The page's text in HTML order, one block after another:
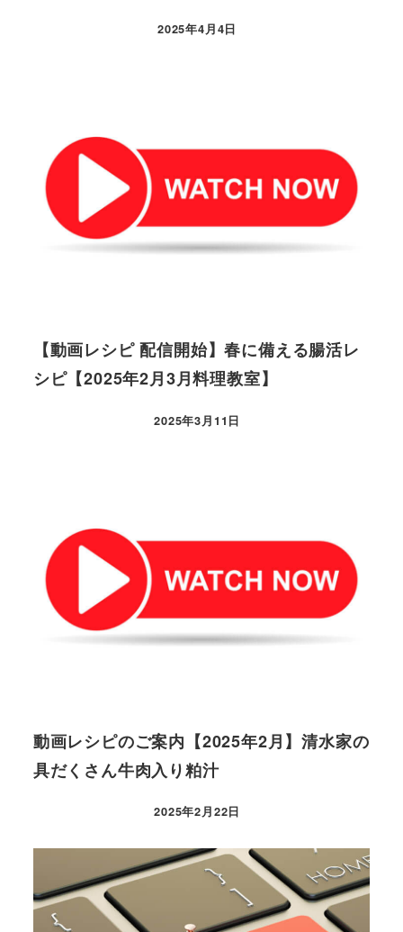
2025年4月4日
【動画レシピ 配信開始】春に備える腸活レ
シピ【2025年2月3月料理教室】
2025年3月11日
動画レシピのご案内【2025年2月】清水家の
具だくさん牛肉入り粕汁
2025年2月22日